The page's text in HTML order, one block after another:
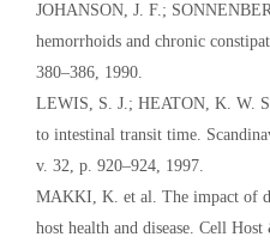
JOHANSON, J. F.;
hemorrhoids and chronic
380–386, 1990.
LEWIS, S. J.; HEATON, K. W.
to intestinal transit time.
v. 32, p. 920–924, 1997.
MAKKI, K. et al. The impact of
host health and disease. Cell